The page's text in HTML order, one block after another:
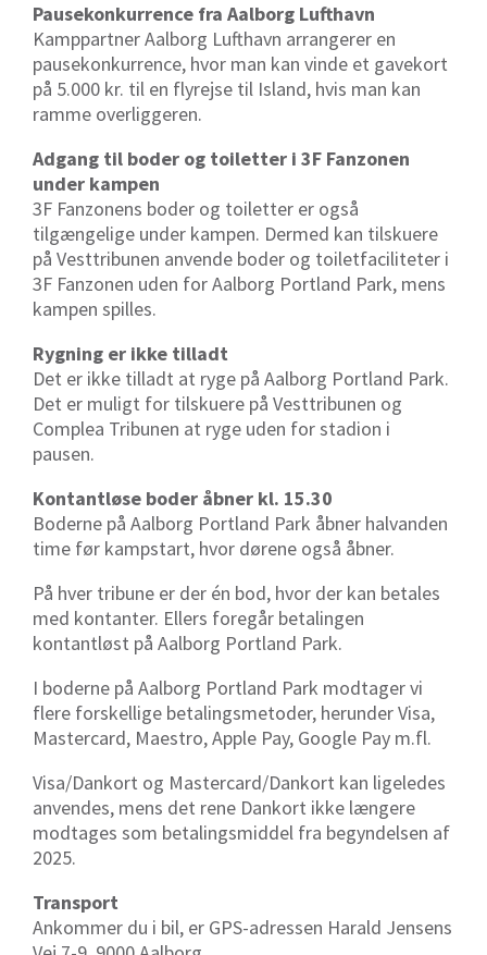
Pausekonkurrence fra Aalborg Lufthavn
Kamppartner Aalborg Lufthavn arrangerer en
pausekonkurrence, hvor man kan vinde et gavekort
på 5.000 kr. til en flyrejse til Island, hvis man kan
ramme overliggeren.
Adgang til boder og toiletter i 3F Fanzonen
under kampen
3F Fanzonens boder og toiletter er også
tilgængelige under kampen. Dermed kan tilskuere
på Vesttribunen anvende boder og toiletfaciliteter i
3F Fanzonen uden for Aalborg Portland Park, mens
kampen spilles.
Rygning er ikke tilladt
Det er ikke tilladt at ryge på Aalborg Portland Park.
Det er muligt for tilskuere på Vesttribunen og
Complea Tribunen at ryge uden for stadion i
pausen.
Kontantløse boder åbner kl. 15.30
Boderne på Aalborg Portland Park åbner halvanden
time før kampstart, hvor dørene også åbner.
På hver tribune er der én bod, hvor der kan betales
med kontanter. Ellers foregår betalingen
kontantløst på Aalborg Portland Park.
I boderne på Aalborg Portland Park modtager vi
flere forskellige betalingsmetoder, herunder Visa,
Mastercard, Maestro, Apple Pay, Google Pay m.fl.
Visa/Dankort og Mastercard/Dankort kan ligeledes
anvendes, mens det rene Dankort ikke længere
modtages som betalingsmiddel fra begyndelsen af
2025.
Transport
Ankommer du i bil, er GPS-adressen Harald Jensens